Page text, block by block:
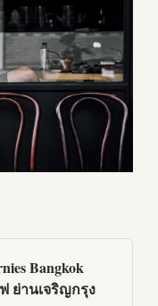
Bangkok
ย่านเจริญกรุง